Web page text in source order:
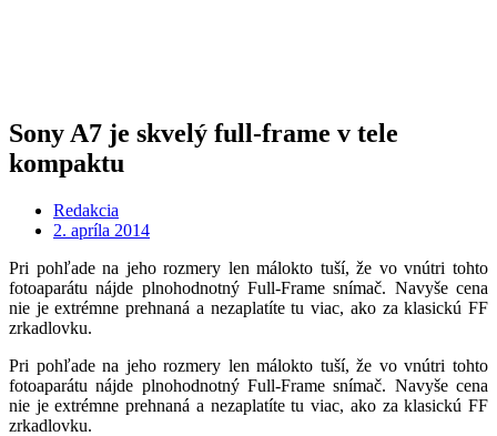
Sony A7 je skvelý full-frame v tele
kompaktu
Redakcia
2. apríla 2014
Pri pohľade na jeho rozmery len málokto tuší, že vo vnútri tohto
fotoaparátu nájde plnohodnotný Full-Frame snímač. Navyše cena
nie je extrémne prehnaná a nezaplatíte tu viac, ako za klasickú FF
zrkadlovku.
Pri pohľade na jeho rozmery len málokto tuší, že vo vnútri tohto
fotoaparátu nájde plnohodnotný Full-Frame snímač. Navyše cena
nie je extrémne prehnaná a nezaplatíte tu viac, ako za klasickú FF
zrkadlovku.